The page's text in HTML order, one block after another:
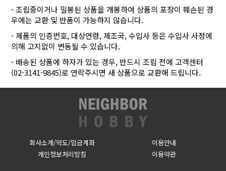
- 조립중이거나 밀봉된 상품을 개봉하여 상품의 포장이 훼손된 경
우에는 교환 및 반품이 가능하지 않습니다.
- 제품의 인증번호, 대상연령, 제조국, 수입사 등은 수입사 사정에
의해 고지없이 변동될 수 있습니다.
- 배송된 상품에 하자가 있는 경우, 반드시 조립 전에 고객센터
(02-3141-9845)로 연락주시면 새 상품으로 교환해 드립니다.
회사소개/약도/입금계좌
이용안내
개인정보처리방침
이용약관